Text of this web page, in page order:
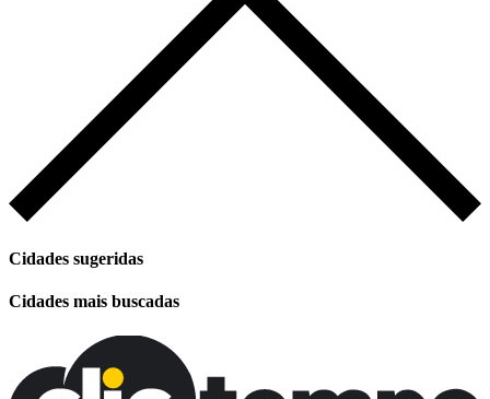
Cidades sugeridas
Cidades mais buscadas